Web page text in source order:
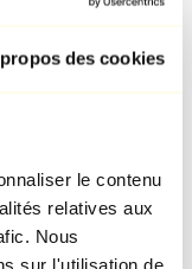
des cookies
le contenu
relatives aux
Nous
sur l'utilisation de